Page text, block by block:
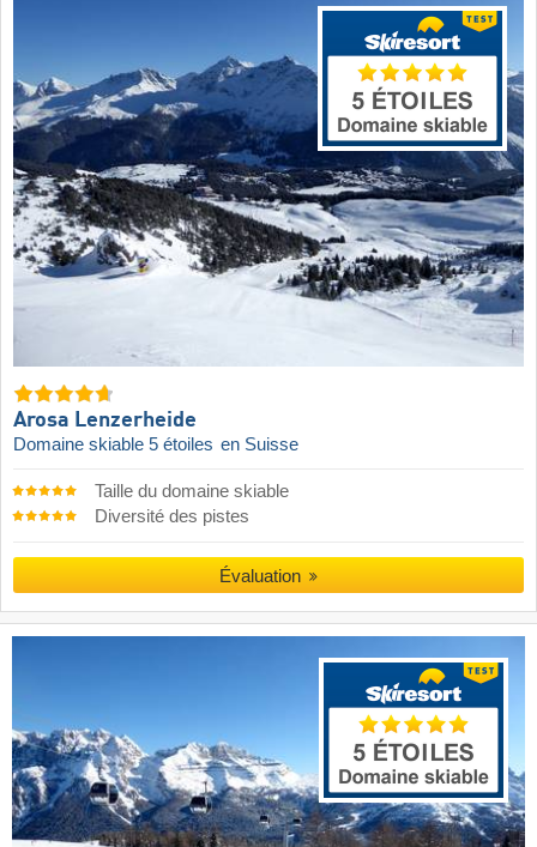
Arosa Lenzerheide
Domaine skiable 5 étoiles en Suisse
Taille du domaine skiable
Diversité des pistes
Évaluation